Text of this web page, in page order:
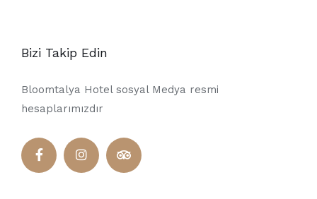
Bizi Takip Edin
Bloomtalya Hotel sosyal Medya resmi
hesaplarımızdır